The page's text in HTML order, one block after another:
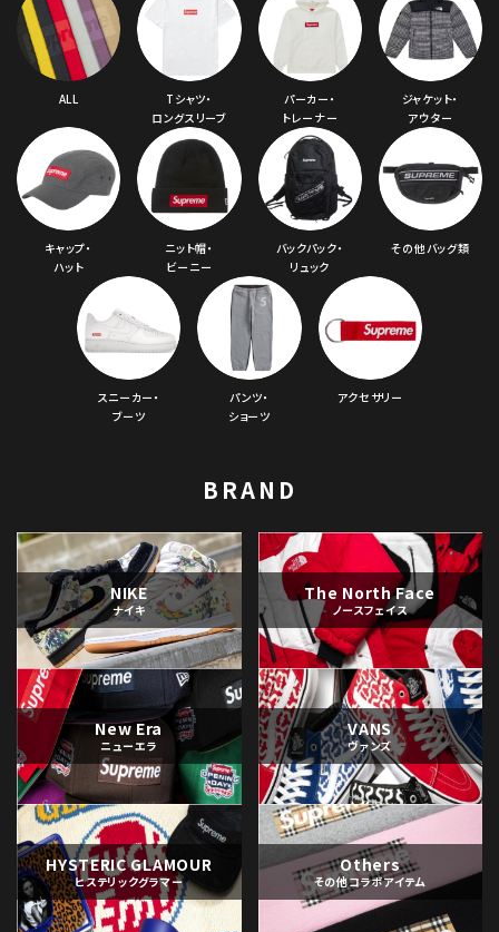
ALL
Tシャツ・
ロングスリーブ
パーカー・
トレーナー
ジャケット・
アウター
キャップ・
ハット
ニット帽・
ビーニー
バックパック・
リュック
その他バッグ類
スニーカー・
ブーツ
パンツ・
ショーツ
アクセサリー
BRAND
NIKE
ナイキ
The North Face
ノースフェイス
New Era
ニューエラ
VANS
ヴァンズ
HYSTERIC GLAMOUR
ヒステリックグラマー
Others
その他コラボアイテム